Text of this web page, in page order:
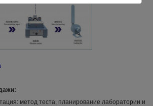
метод теста, планирование лаборатории и